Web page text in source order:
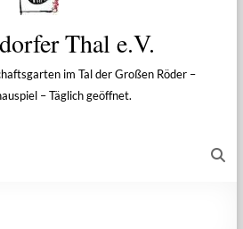
Thal e.V.
im Tal der Großen Röder –
– Täglich geöffnet.